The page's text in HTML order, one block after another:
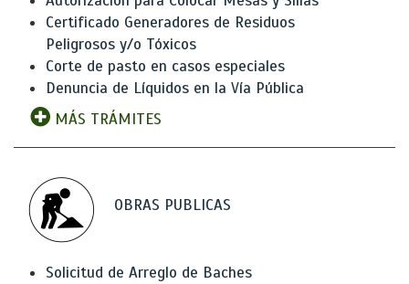
Certificado Generadores de Residuos
Peligrosos y/o Tóxicos
Corte de pasto en casos especiales
Denuncia de Líquidos en la Vía Pública
MÁS TRÁMITES
OBRAS PUBLICAS
Solicitud de Arreglo de Baches